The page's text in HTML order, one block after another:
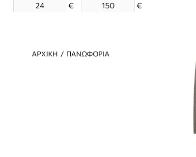
Seinse
MARK UP
€ €
ΑΡΧΙΚΉ H ΠΑΝΩΦΌΡΙΑ